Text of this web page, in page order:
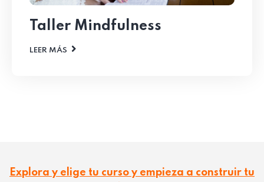
Taller Mindfulness
LEER MÁS
Explora y elige tu curso y empieza a construir tu